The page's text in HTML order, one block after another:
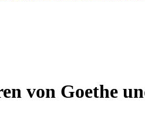
von Goethe